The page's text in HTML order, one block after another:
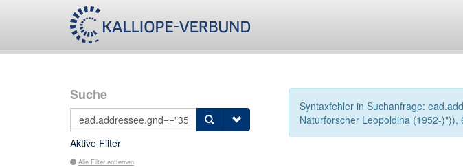
Suche
Aktive Filter
Alle Filter entfernen
Syntaxfehler in Suchanfrage:
Naturforscher Leopoldina (1952-)")),